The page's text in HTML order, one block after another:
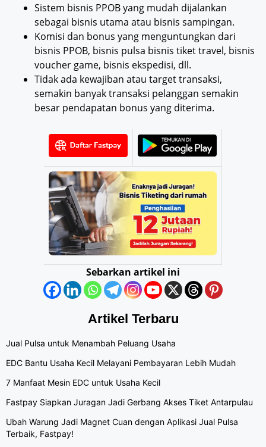
Sistem bisnis PPOB yang mudah dijalankan
sebagai bisnis utama atau bisnis sampingan.
Komisi dan bonus yang menguntungkan dari
bisnis PPOB, bisnis pulsa bisnis tiket travel, bisnis
voucher game, bisnis ekspedisi, dll.
Tidak ada kewajiban atau target transaksi,
semakin banyak transaksi pelanggan semakin
besar pendapatan bonus yang diterima.
Sebarkan artikel ini
Artikel Terbaru
Jual Pulsa untuk Menambah Peluang Usaha
EDC Bantu Usaha Kecil Melayani Pembayaran Lebih Mudah
7 Manfaat Mesin EDC untuk Usaha Kecil
Fastpay Siapkan Juragan Jadi Gerbang Akses Tiket Antarpulau
Ubah Warung Jadi Magnet Cuan dengan Aplikasi Jual Pulsa
Terbaik, Fastpay!